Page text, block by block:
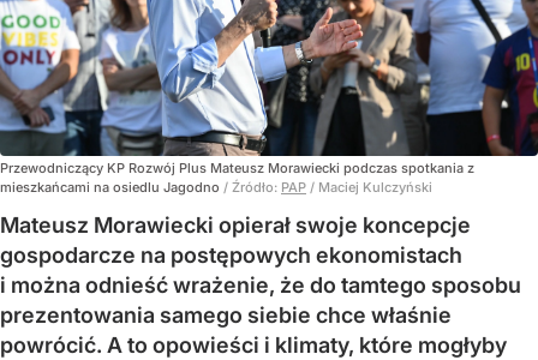
Przewodniczący KP Rozwój Plus Mateusz Morawiecki podczas spotkania z
mieszkańcami na osiedlu Jagodno / Źródło: PAP / Maciej Kulczyński
Mateusz Morawiecki opierał swoje koncepcje
gospodarcze na postępowych ekonomistach
i można odnieść wrażenie, że do tamtego sposobu
prezentowania samego siebie chce właśnie
powrócić. A to opowieści i klimaty, które mogłyby